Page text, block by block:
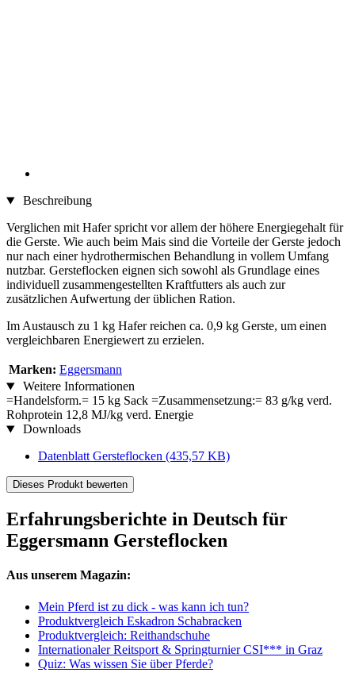
Beschreibung
Verglichen mit Hafer spricht vor allem der höhere Energiegehalt für
die Gerste. Wie auch beim Mais sind die Vorteile der Gerste jedoch
nur nach einer hydrothermischen Behandlung in vollem Umfang
nutzbar. Gersteflocken eignen sich sowohl als Grundlage eines
individuell zusammengestellten Kraftfutters als auch zur
zusätzlichen Aufwertung der üblichen Ration.
Im Austausch zu 1 kg Hafer reichen ca. 0,9 kg Gerste, um einen
vergleichbaren Energiewert zu erzielen.
Marken: Eggersmann
Weitere Informationen
=Handelsform.= 15 kg Sack =Zusammensetzung:= 83 g/kg verd.
Rohprotein 12,8 MJ/kg verd. Energie
Downloads
Datenblatt Gersteflocken (435,57 KB)
Dieses Produkt bewerten
Erfahrungsberichte in Deutsch für
Eggersmann Gersteflocken
Aus unserem Magazin:
Mein Pferd ist zu dick - was kann ich tun?
Produktvergleich Eskadron Schabracken
Produktvergleich: Reithandschuhe
Internationaler Reitsport & Springturnier CSI*** in Graz
Quiz: Was wissen Sie über Pferde?